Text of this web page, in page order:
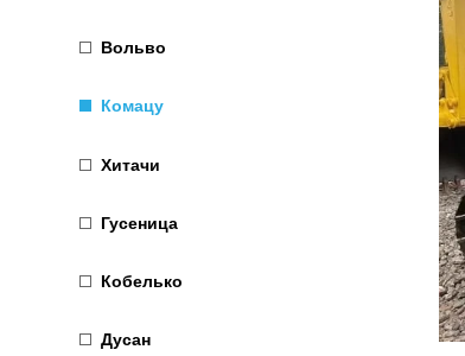
Вольво
Комацу
Хитачи
Гусеница
Кобелько
Дусан